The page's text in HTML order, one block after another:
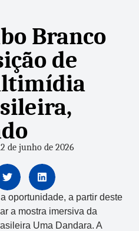
Branco
de
de junho de 2026
oportunidade, a partir deste
a mostra imersiva da
Uma Dandara. A